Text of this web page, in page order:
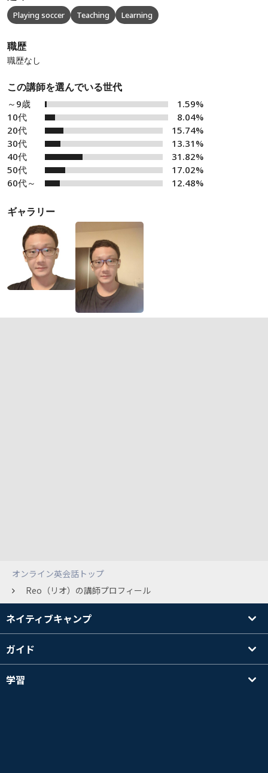
Playing soccer Teaching Learning
職歴
職歴なし
この講師を選んでいる世代
～9歳
1.59%
10代
8.04%
20代
15.74%
30代
13.31%
40代
31.82%
50代
17.02%
60代～
12.48%
ギャラリー
オンライン英会話トップ
Reo（リオ）の講師プロフィール
ネイティブキャンプ
ガイド
学習